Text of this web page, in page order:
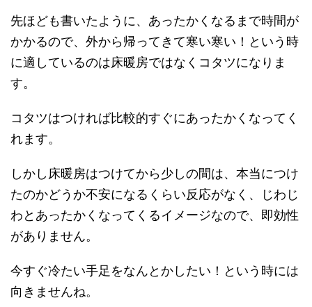
先ほども書いたように、あったかくなるまで時間が
かかるので、外から帰ってきて寒い寒い！という時
に適しているのは床暖房ではなくコタツになりま
す。
コタツはつければ比較的すぐにあったかくなってく
れます。
しかし床暖房はつけてから少しの間は、本当につけ
たのかどうか不安になるくらい反応がなく、じわじ
わとあったかくなってくるイメージなので、即効性
がありません。
今すぐ冷たい手足をなんとかしたい！という時には
向きませんね。